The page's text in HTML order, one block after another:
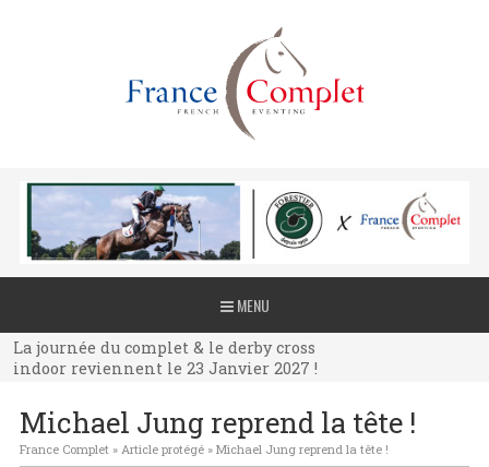
MENU
La journée du complet & le derby cross
indoor reviennent le 23 Janvier 2027 !
La journée du complet & le derby cross
indoor reviennent le 23 Janvier 2027 !
indoor reviennent le 23 Janvier 2027 !
Michael Jung reprend la tête !
France Complet» Article protégé» Michael Jung reprend la tête !